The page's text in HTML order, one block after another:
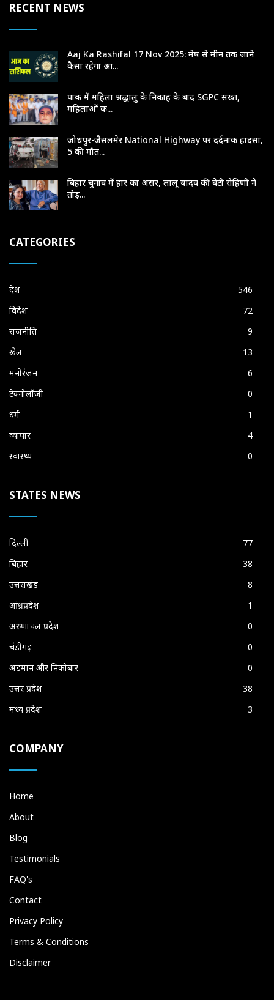
RECENT NEWS
Aaj Ka Rashifal 17 Nov 2025: मेष से मीन तक जाने
कैसा रहेगा आ...
पाक में महिला श्रद्धालु के निकाह के बाद SGPC सख्त,
महिलाओं क...
जोधपुर-जैसलमेर National Highway पर दर्दनाक हादसा,
5 की मौत...
बिहार चुनाव में हार का असर, लालू यादव की बेटी रोहिणी ने
तोड़...
CATEGORIES
देश
546
विदेश
72
राजनीति
9
खेल
13
मनोरंजन
6
टेक्नोलॉजी
0
धर्म
1
व्यापार
4
स्वास्थ्य
0
STATES NEWS
दिल्ली
77
बिहार
38
उत्तराखंड
8
आंध्रप्रदेश
1
अरुणाचल प्रदेश
0
चंडीगढ़
0
अंडमान और निकोबार
0
उत्तर प्रदेश
38
मध्य प्रदेश
3
COMPANY
Home
About
Blog
Testimonials
FAQ's
Contact
Privacy Policy
Terms & Conditions
Disclaimer